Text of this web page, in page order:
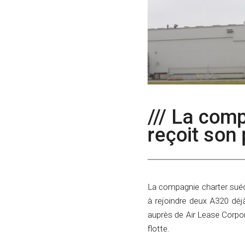
/// La
reçoit son
La compagnie charter
à rejoindre deux A320
auprès de Air Lease
flotte.